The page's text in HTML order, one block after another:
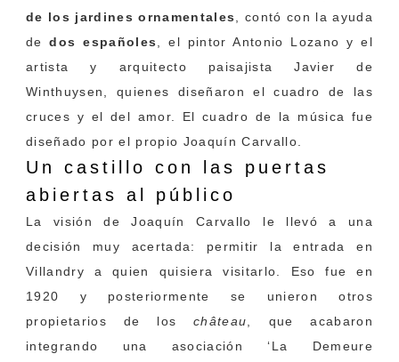
de los jardines ornamentales
, contó con la ayuda
dedos españoles
, el pintor Antonio Lozano y el
artista y arquitecto paisajista Javier de
Winthuysen, quienes diseñaron el cuadro de las
cruces y el del amor. El cuadro de la música fue
diseñado por el propio Joaquín Carvallo.
Un castillo con las puertas
abiertas al público
La visión de Joaquín Carvallo le llevó a una
decisión muy acertada: permitir la entrada en
Villandry a quien quisiera visitarlo. Eso fue en
1920 y posteriormente se unieron otros
propietarios de loschâteau , que acabaron
integrando una asociación ‘La Demeure